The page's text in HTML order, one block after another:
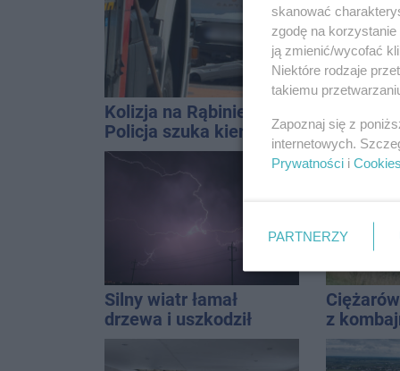
Kolizja na Rąbinie.
Policja szuka kierowcy
Golfa
Św.
szpitala
Silny wiatr łamał
drzewa i uszkodził
dach. To nie koniec
z
miejscu
skanować
zgodę na
ją zmienić/wycofać
Niektóre rodzaje
takiemu
Zapoznaj się z
internetowych.
Prywatności i Cookies
PARTNERZY